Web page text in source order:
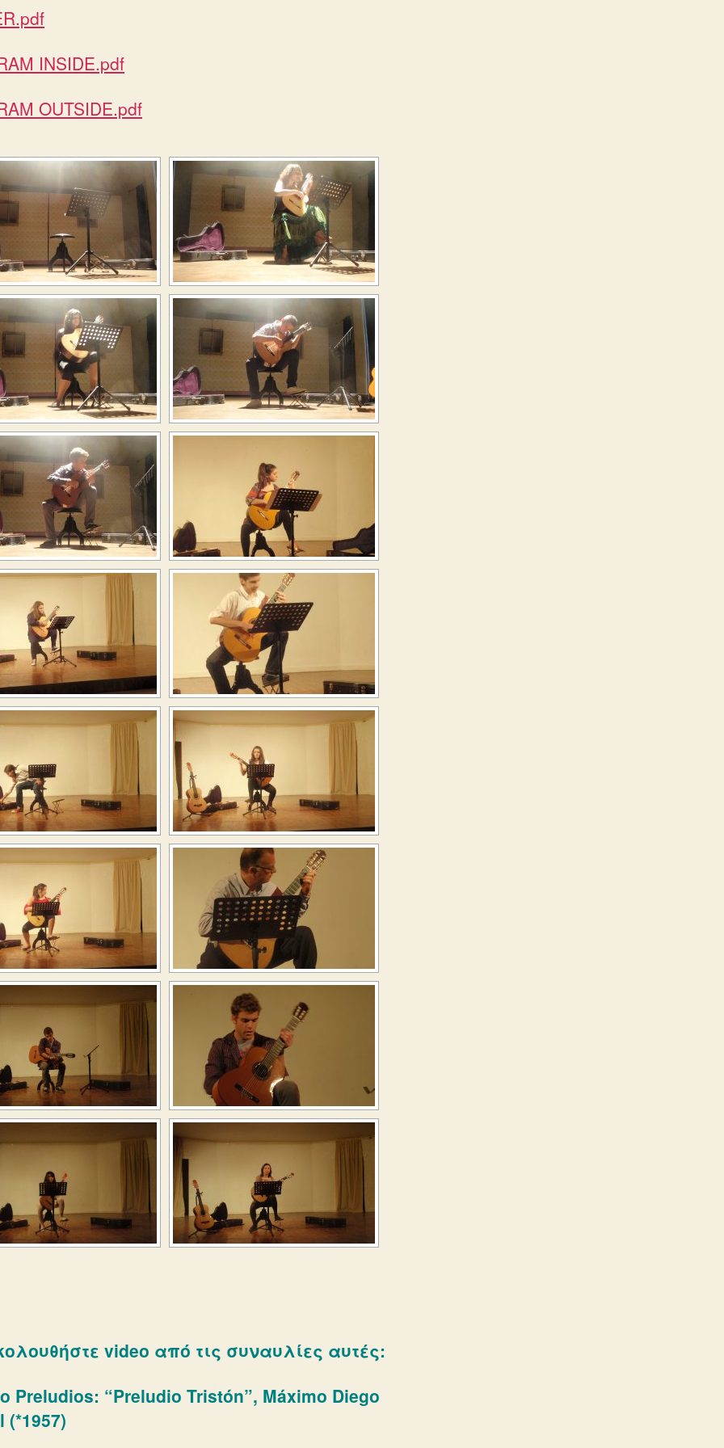
INSIDE.pdf
OUTSIDE.pdf
video από τις συναυλίες αυτές:
Preludios: “Preludio Tristón”, Máximo Diego
(*1957)